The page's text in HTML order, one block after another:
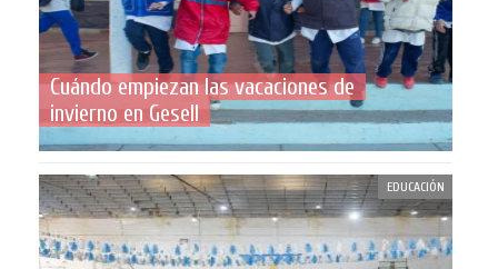
Cuándo empiezan las vacaciones de
invierno en Gesell
EDUCACIÓN